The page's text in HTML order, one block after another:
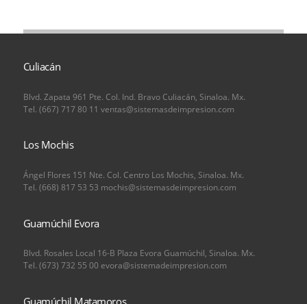
Culiacán
Blvd. Zapata 961 Pte. Col. Ind. Bravo Culiacán, Sinaloa. Mx.
Tel. (667) 717 80 11 ventas@sistemasdeimpresion.com
Los Mochis
Ángel Flores 151 Nte. Col. Centro Los Mochis, Sinaloa. Mx.
Tel. (668) 817 53 53 mochis@sistemasdeimpresion.com
Guamúchil Evora
Blvd. Rosales Local 16-B Plaza Evora Guamúchil, Sinaloa. Mx.
Tel. (673) 732 55 00 evora@sistemadeimpresion.com